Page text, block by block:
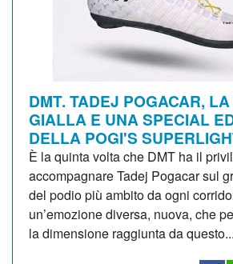
DMT. TADEJ POGACAR,
GIALLA E UNA SPECIAL
DELLA POGI'S
È la quinta volta che DMT ha il
accompagnare Tadej Pogacar sul
del podio più ambito da ogni
un’emozione diversa, nuova, che
la dimensione raggiunta da questo...